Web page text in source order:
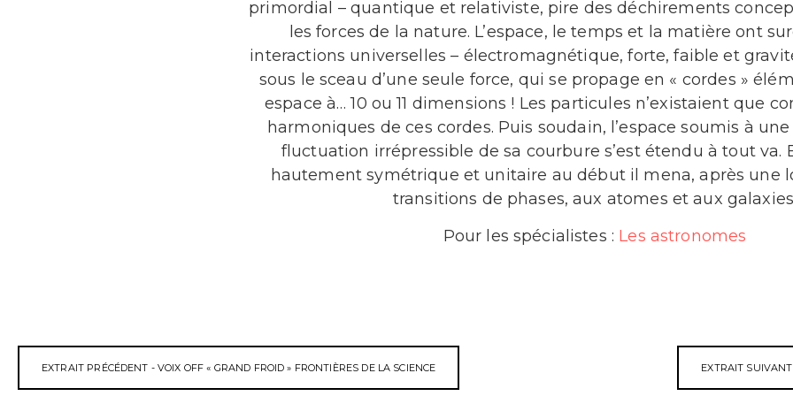
primordial – quantique et relativiste, pire des déchirements
les forces de la nature. L’espace, le temps et la matière ont
interactions universelles – électromagnétique, forte, faible et
sous le sceau d’une seule force, qui se propage en « cordes »
espace à… 10 ou 11 dimensions ! Les particules n’existaient que
harmoniques de ces cordes. Puis soudain, l’espace soumis à
fluctuation irrépressible de sa courbure s’est étendu à tout va.
hautement symétrique et unitaire au début il mena, après une
transitions de phases, aux atomes et aux
Pour les spécialistes : Les astronomes
EXTRAIT PRÉCÉDENT - VOIX OFF « GRAND FROID » FRONTIÈRES DE LA SCIENCE EXTRAIT